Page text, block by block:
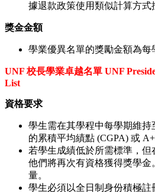
據退款政策使用類似計算方式
獎金金額
學業優異名單的獎勵金額為每
UNF 校長學業卓越名單 UNF
List
資格要求
學生需在其學程中每學期維持
的累積平均績點 (CGPA) 或 A+
若學生成績低於所需標準，但
他們將再次有資格獲得獎學
量。
學生必須以全日制身份積極註